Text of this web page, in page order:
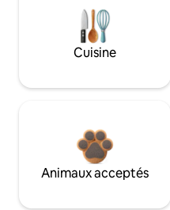
Cuisine
Animaux acceptés